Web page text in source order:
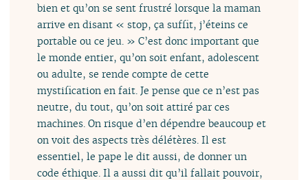
bien et qu’on se sent frustré lorsque la maman
arrive en disant « stop, ça suffit, j’éteins ce
portable ou ce jeu. » C’est donc important que
le monde entier, qu’on soit enfant, adolescent
ou adulte, se rende compte de cette
mystification en fait. Je pense que ce n’est pas
neutre, du tout, qu’on soit attiré par ces
machines. On risque d’en dépendre beaucoup et
on voit des aspects très délétères. Il est
essentiel, le pape le dit aussi, de donner un
code éthique. Il a aussi dit qu’il fallait pouvoir,